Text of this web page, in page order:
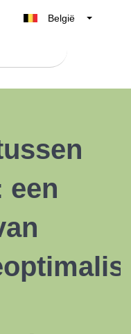
België
Nederland
España
een